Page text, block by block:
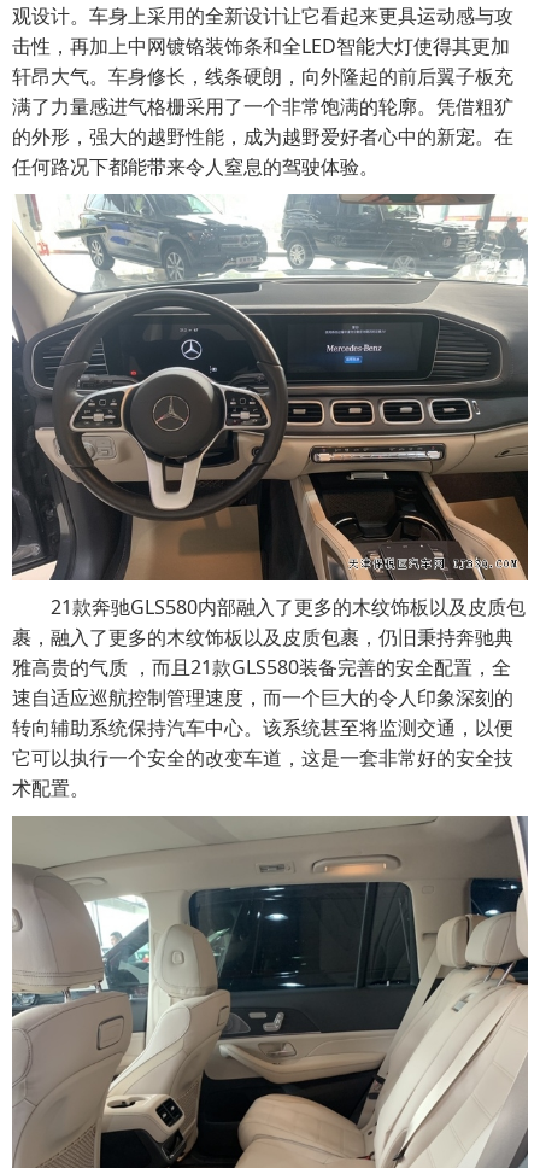
观设计。车身上采用的全新设计让它看起来更具运动感与攻
击性，再加上中网镀铬装饰条和全LED智能大灯使得其更加
轩昂大气。车身修长，线条硬朗，向外隆起的前后翼子板充
满了力量感进气格栅采用了一个非常饱满的轮廓。凭借粗犷
的外形，强大的越野性能，成为越野爱好者心中的新宠。在
任何路况下都能带来令人窒息的驾驶体验。
21款奔驰GLS580内部融入了更多的木纹饰板以及皮质包
裹，融入了更多的木纹饰板以及皮质包裹，仍旧秉持奔驰典
雅高贵的气质 ，而且21款GLS580装备完善的安全配置，全
速自适应巡航控制管理速度，而一个巨大的令人印象深刻的
转向辅助系统保持汽车中心。该系统甚至将监测交通，以便
它可以执行一个安全的改变车道，这是一套非常好的安全技
术配置。